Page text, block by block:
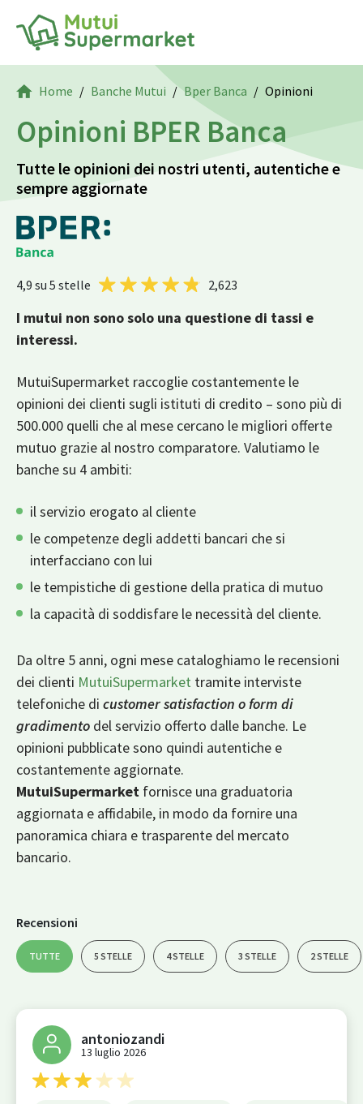
Home Banche Mutui Bper Banca Opinioni
Opinioni BPER Banca
Tutte le opinioni dei nostri utenti, autentiche e
sempre aggiornate
4,9 su 5 stelle 2,623
I mutui non sono solo una questione di tassi e
interessi.
MutuiSupermarket raccoglie costantemente le
opinioni dei clienti sugli istituti di credito – sono più di
500.000 quelli che al mese cercano le migliori offerte
mutuo grazie al nostro comparatore. Valutiamo le
banche su 4 ambiti:
il servizio erogato al cliente
le competenze degli addetti bancari che si
interfacciano con lui
le tempistiche di gestione della pratica di mutuo
la capacità di soddisfare le necessità del cliente.
Da oltre 5 anni, ogni mese cataloghiamo le recensioni
dei clienti MutuiSupermarket tramite interviste
telefoniche di customer satisfaction o form di
gradimento del servizio offerto dalle banche. Le
opinioni pubblicate sono quindi autentiche e
costantemente aggiornate.
MutuiSupermarket fornisce una graduatoria
aggiornata e affidabile, in modo da fornire una
panoramica chiara e trasparente del mercato
bancario.
Recensioni
TUTTE 5 STELLE 4 STELLE 3 STELLE 2 STELLE
antoniozandi
13 luglio 2026